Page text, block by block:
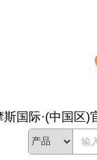
斯国际·(中国区)